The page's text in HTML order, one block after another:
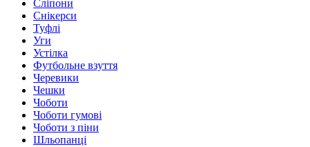
Сліпони
Снікерси
Туфлі
Уги
Устілка
Футбольне взуття
Черевики
Чешки
Чоботи
Чоботи гумові
Чоботи з піни
Шльопанці